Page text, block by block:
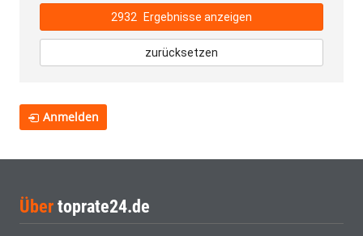
2932 Ergebnisse anzeigen
zurücksetzen
Anmelden
Über toprate24.de